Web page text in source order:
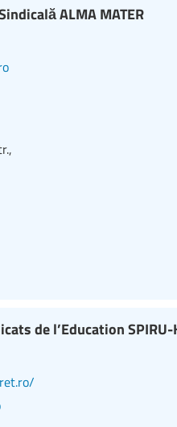
ALMA MATER
de l’Education SPIRU-